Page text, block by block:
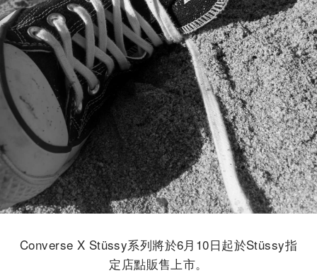
Converse X Stüssy系列將於6月10日起於Stüssy指
定店點販售上市。